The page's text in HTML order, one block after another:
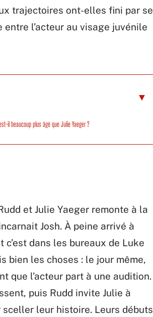
trajectoires ont-elles fini par se
l’acteur au visage juvénile
il beaucoup plus âgé que Julie Yaeger ?
et Julie Yaeger remonte à la
Josh. À peine arrivé à
dans les bureaux de Luke
bien les choses : le jour même,
que l’acteur part à une audition.
puis Rudd invite Julie à
sceller leur histoire. Leurs débuts